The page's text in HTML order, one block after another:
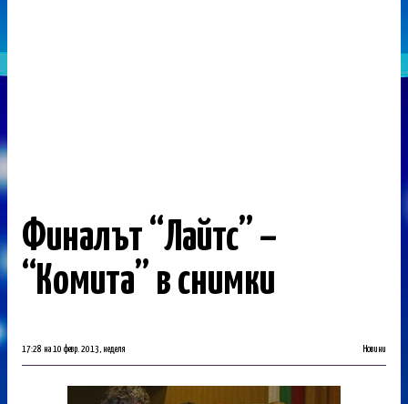
Финалът “Лайтс” –
“Комита” в снимки
17:28 на 10 февр. 2013, неделя Новини